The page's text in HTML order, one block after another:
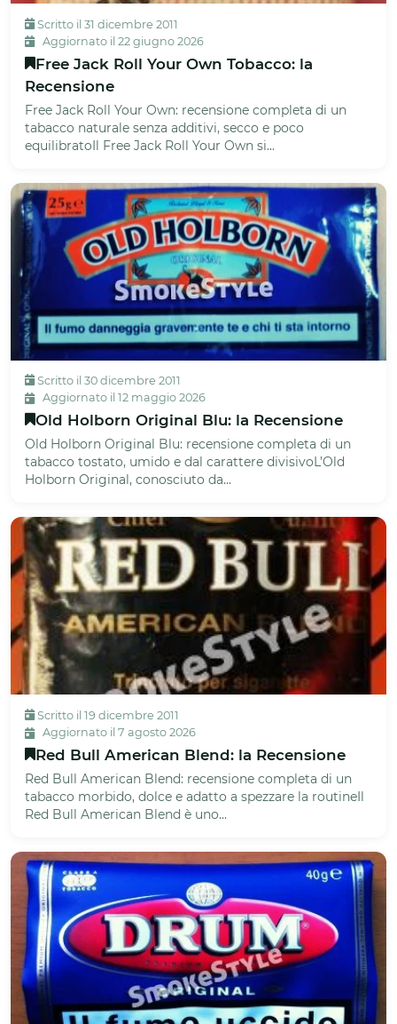
Scritto il 31 dicembre 2011
Aggiornato il 22 giugno 2026
Free Jack Roll Your Own Tobacco: la
Recensione
Free Jack Roll Your Own: recensione completa di un
tabacco naturale senza additivi, secco e poco
equilibratoIl Free Jack Roll Your Own si...
Scritto il 30 dicembre 2011
Aggiornato il 12 maggio 2026
Old Holborn Original Blu: la Recensione
Old Holborn Original Blu: recensione completa di un
tabacco tostato, umido e dal carattere divisivoL’Old
Holborn Original, conosciuto da...
Scritto il 19 dicembre 2011
Aggiornato il 7 agosto 2026
Red Bull American Blend: la Recensione
Red Bull American Blend: recensione completa di un
tabacco morbido, dolce e adatto a spezzare la routineIl
Red Bull American Blend è uno...